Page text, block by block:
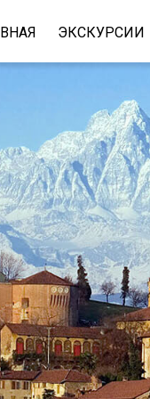
ЭКСКУРСИИ